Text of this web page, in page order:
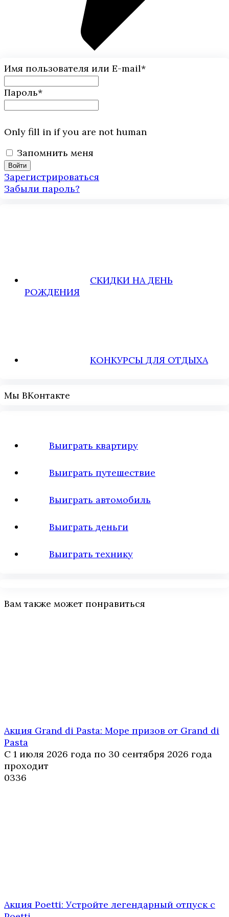
Имя пользователя или E-mail*
Пароль*
Only fill in if you are not human
Запомнить меня
Зарегистрироваться
Забыли пароль?
СКИДКИ НА ДЕНЬ
РОЖДЕНИЯ
КОНКУРСЫ ДЛЯ ОТДЫХА
Мы ВКонтакте
Выиграть квартиру
Выиграть путешествие
Выиграть автомобиль
Выиграть деньги
Выиграть технику
Вам также может понравиться
Акция Grand di Pasta: Море призов от Grand di
Pasta
С 1 июля 2026 года по 30 сентября 2026 года
проходит
0336
Акция Poetti: Устройте легендарный отпуск с